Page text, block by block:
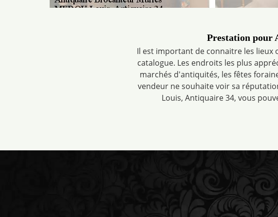
Prestation pour
Il est important de connaitre les
catalogue. Les endroits les plus
marchés d'antiquités, les fêtes
vendeur ne souhaite voir sa
Louis, Antiquaire 34, vous